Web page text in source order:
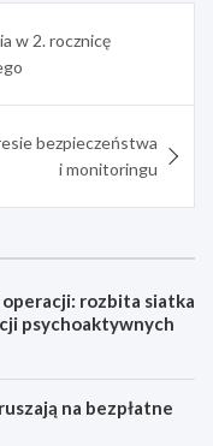
w 2. rocznicę
bezpieczeństwa
i monitoringu
rozbita siatka
psychoaktywnych
na bezpłatne